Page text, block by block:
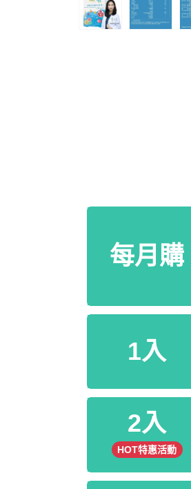
每月購
1入
2入
HOT特惠活動